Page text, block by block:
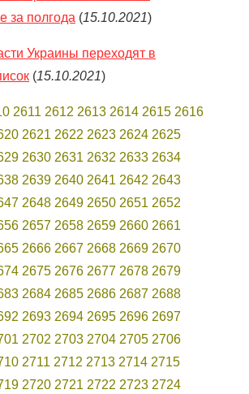
за полгода (15.10.2021)
Украины переходят в
(15.10.2021)
2611 2612 2613 2614 2615 2616
2621 2622 2623 2624 2625
2630 2631 2632 2633 2634
2639 2640 2641 2642 2643
2648 2649 2650 2651 2652
2657 2658 2659 2660 2661
2666 2667 2668 2669 2670
2675 2676 2677 2678 2679
2684 2685 2686 2687 2688
2693 2694 2695 2696 2697
2702 2703 2704 2705 2706
2711 2712 2713 2714 2715
2720 2721 2722 2723 2724